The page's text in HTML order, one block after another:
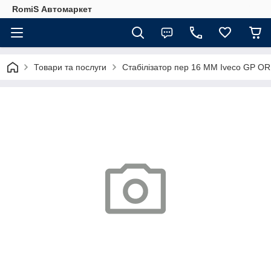
RomiS Автомаркет
Товари та послуги Стабілізатор пер 16 MM Iveco GP